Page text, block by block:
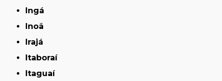
Ingá
Inoã
Irajá
Itaboraí
Itaguaí